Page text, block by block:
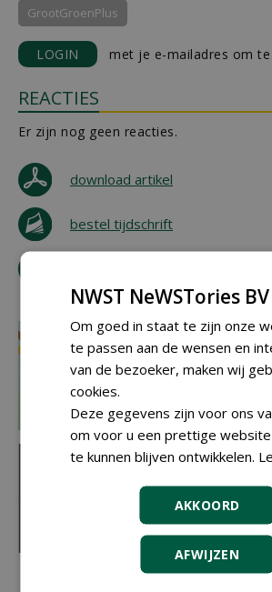
GrootGroenPlus
LOGIN met je e-mailadres om te
REACTIES
Er zijn nog geen reacties.
download artikel
bestel tijdschrift
NWST NeWSTories BV
Om goed in staat te zijn onze
te passen aan de wensen en
van de bezoeker, maken wij
cookies.
Deze gegevens zijn voor ons
om voor u een prettige
te kunnen blijven ontwikkelen.
AKKOORD
AFWIJZEN